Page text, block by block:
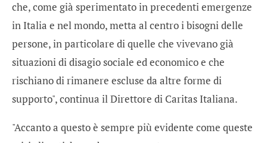
che, come già sperimentato in precedenti emergenze
in Italia e nel mondo, metta al centro i bisogni delle
persone, in particolare di quelle che vivevano già
situazioni di disagio sociale ed economico e che
rischiano di rimanere escluse da altre forme di
supporto", continua il Direttore di Caritas Italiana.
"Accanto a questo è sempre più evidente come queste